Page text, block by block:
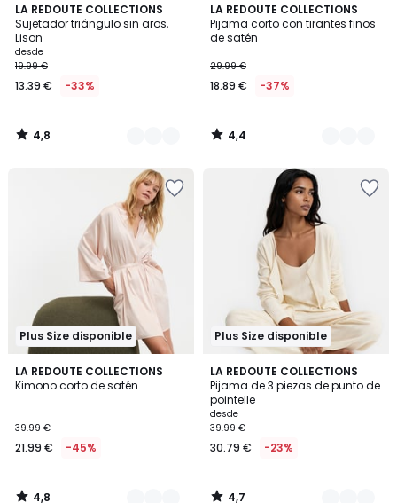
LA REDOUTE COLLECTIONS
Sujetador triángulo sin aros,
Lison
desde
19.99 €
13.39 € -33%
4,8
/ 5
3
Colores
4,8
/
LA REDOUTE COLLECTIONS
Pijama corto con tirantes finos
de satén
29.99 €
18.89 € -37%
4,4
/ 5
2
Colores
4,4
/
Plus Size disponible
LA REDOUTE COLLECTIONS
Kimono corto de satén
39.99 €
21.99 € -45%
4,8
/ 5
2
Colores
4,8
Plus Size disponible
LA REDOUTE COLLECTIONS
Pijama de 3 piezas de punto de
pointelle
desde
39.99 €
30.79 € -23%
4,7
/ 5
2
Colores
4,7